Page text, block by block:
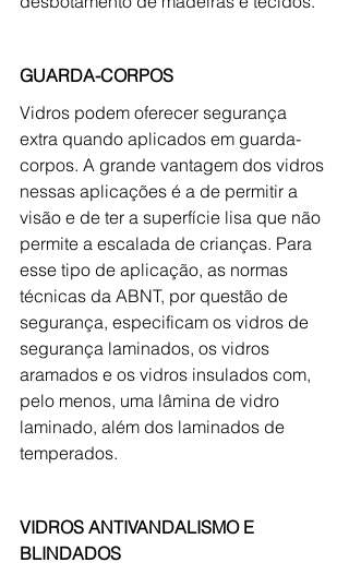
GUARDA-CORPOS
Vidros podem oferecer segurança
extra quando aplicados em guarda-
corpos. A grande vantagem dos vidros
nessas aplicações é a de permitir a
visão e de ter a superfície lisa que não
permite a escalada de crianças. Para
esse tipo de aplicação, as normas
técnicas da ABNT, por questão de
segurança, especificam os vidros de
segurança laminados, os vidros
aramados e os vidros insulados com,
pelo menos, uma lâmina de vidro
laminado, além dos laminados de
temperados.
VIDROS ANTIVANDALISMO E
BLINDADOS